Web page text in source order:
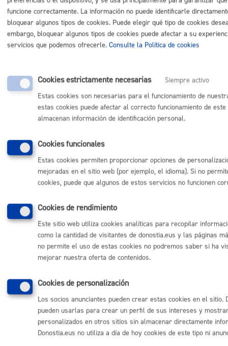
PP, sobre la subvención a los Piratas durante la
Semana Grande 2021.
6 -Moción de control, presentada por el Grupo EH
BILDU, relativa a la falta de mantenimiento del
7 -Moción de control, presentada por el Grupo EH
BILDU, relativa a los locales de las asociaciones
de la calle Amara.
8 -Moción de control, presentada por el Grupo
vertidos con amianto.
9 -
BILDU, sobre el paro y la precariedad de las
mujeres en la pandemia y sus consecuencias.
Moción de control, presentada por el Grupo
Elkarrekin Donostia, relativa al elevado coste de
la tasa de residuos.
11 -Moción de control, presentada por el Grupo
EH BILDU, sobre políticas municipales dirigidas a
jóvenes en el contexto de la pandemia.
Elkarrekin Donostia, relativa a las politicas
feministas para reducir la brecha entre hombres y
mujeres.
funcione correctamente. La información no puede identificarle
bloquear algunos tipos de cookies. Puede elegir qué tipo de cookies
embargo, bloquear algunos tipos de cookies puede afectar a su
servicios que podemos ofrecerle. Consulte la Política de cookies
Cookies estrictamente necesarias
Siempre activo
Estas cookies son necesarias para el funcionamiento de
estas cookies puede afectar al correcto funcionamiento de
almacenan información de identificación personal.
Cookies funcionales
Estas cookies permiten proporcionar opciones de
mejoradas en el sitio web (por ejemplo, el idioma). Si no
cookies, puede que algunos de estos servicios no funcionen
Cookies de rendimiento
Este sitio web utiliza cookies analíticas para recopilar
como la cantidad de visitantes de donostia.eus y las páginas
no permite el uso de estas cookies no podremos saber si ha
mejorar nuestra oferta de contenidos.
Cookies de personalización
Los socios anunciantes pueden crear estas cookies en el sitio.
pueden usarlas para crear un perfil de sus intereses y
personalizados en otros sitios sin almacenar directamente
Donostia.eus no utiliza a día de hoy cookies de este tipo ni